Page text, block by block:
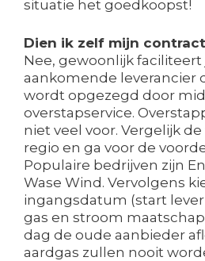
situatie het goedkoopst!
Dien ik zelf mijn
Nee, gewoonlijk
aankomende leverancier
wordt opgezegd door
overstapservice.
niet veel voor. Vergelijk
regio en ga voor de
Populaire bedrijven zijn
Wase Wind. Vervolgens
ingangsdatum (start
gas en stroom
dag de oude aanbieder
aardgas zullen nooit